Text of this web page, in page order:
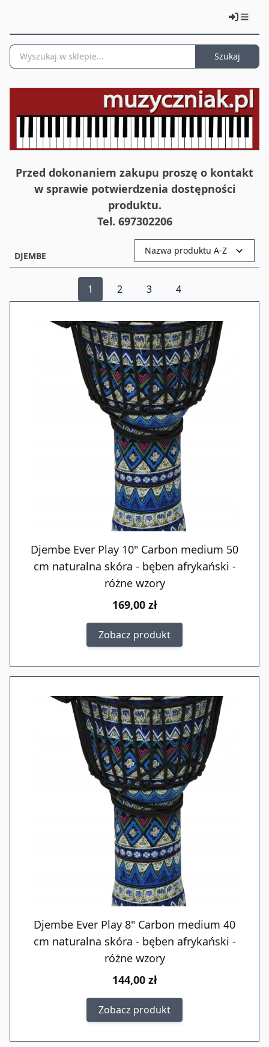
Szukaj
Przed dokonaniem zakupu proszę o kontakt
w sprawie potwierdzenia dostępności
produktu.
Tel. 697302206
DJEMBE Nazwa produktu A-Z
1 2 3 4
Djembe Ever Play 10" Carbon medium 50
cm naturalna skóra - bęben afrykański -
różne wzory
169,00 zł
Zobacz produkt
Djembe Ever Play 8" Carbon medium 40
cm naturalna skóra - bęben afrykański -
różne wzory
144,00 zł
Zobacz produkt